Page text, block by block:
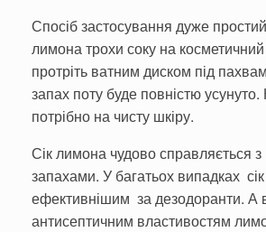
Спосіб застосування дуже
лимона трохи соку на
протріть ватним диском під
запах поту буде повністю усунуто.
потрібно на чисту шкіру.
Сік лимона чудово справляється
запахами. У багатьох випадках
ефективнішим за дезодоранти. А
антисептичним властивостям